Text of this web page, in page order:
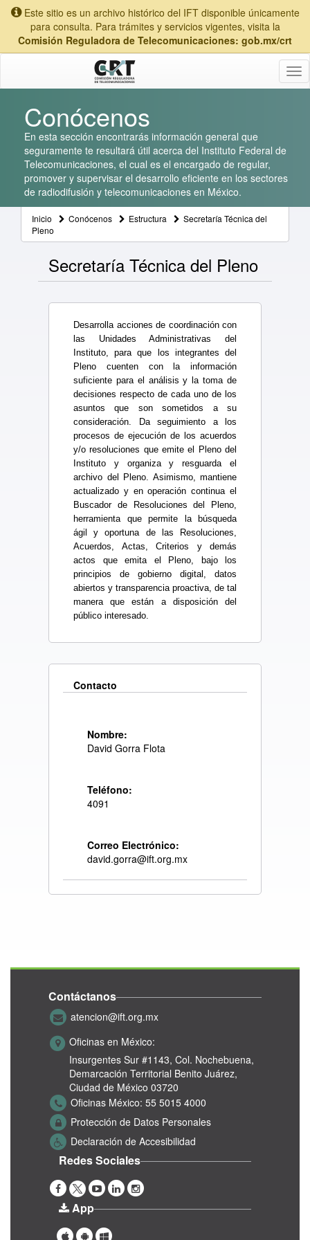
Este sitio es un archivo histórico del IFT disponible únicamente
para consulta. Para trámites y servicios vigentes, visita la
Comisión Reguladora de Telecomunicaciones: gob.mx/crt
Conócenos
En esta sección encontrarás información general que
seguramente te resultará útil acerca del Instituto Federal de
Telecomunicaciones, el cual es el encargado de regular,
promover y supervisar el desarrollo eficiente en los sectores
de radiodifusión y telecomunicaciones en México.
Inicio Conócenos Estructura
Secretaría Técnica del
Pleno
Secretaría Técnica del Pleno
Desarrolla acciones de coordinación con
las Unidades Administrativas del
Instituto, para que los integrantes del
Pleno cuenten con la información
suficiente para el análisis y la toma de
decisiones respecto de cada uno de los
asuntos que son sometidos a su
consideración. Da seguimiento a los
procesos de ejecución de los acuerdos
y/o resoluciones que emite el Pleno del
Instituto y organiza y resguarda el
archivo del Pleno. Asimismo, mantiene
actualizado y en operación continua el
Buscador de Resoluciones del Pleno,
herramienta que permite la búsqueda
ágil y oportuna de las Resoluciones,
Acuerdos, Actas, Criterios y demás
actos que emita el Pleno, bajo los
principios de gobierno digital, datos
abiertos y transparencia proactiva, de tal
manera que están a disposición del
público interesado.
Contacto
Nombre:
David Gorra Flota
Teléfono:
4091
Correo Electrónico:
david.gorra@ift.org.mx
Contáctanos
atencion@ift.org.mx
Oficinas en México:
Insurgentes Sur #1143, Col. Nochebuena,
Demarcación Territorial Benito Juárez,
Ciudad de México 03720
Oficinas México: 55 5015 4000
Protección de Datos Personales
Declaración de Accesibilidad
Redes Sociales
App